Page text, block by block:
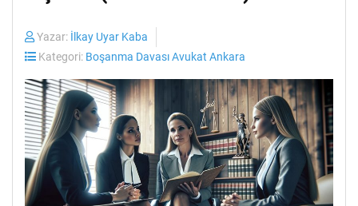
Yazar: İlkay Uyar Kaba
Kategori: Boşanma Davası Avukat Ankara